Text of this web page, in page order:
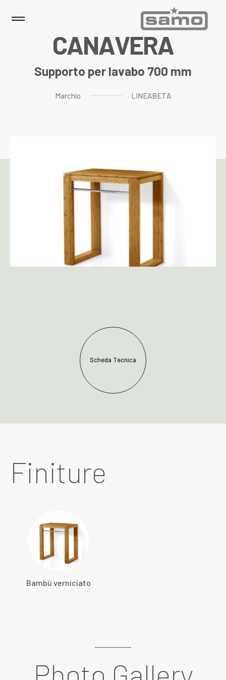
CANAVERA
Supporto per lavabo 700 mm
Marchio LINEABETA
Scheda Tecnica
Finiture
Bambù verniciato